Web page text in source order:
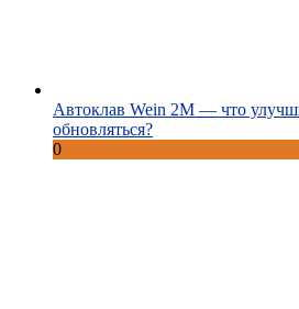
Автоклав Wein 2M — что
обновляться?
0